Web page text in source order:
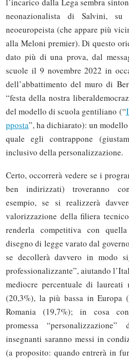
neonazionalista di Salvini,
neoeuropeista (che appare più
alla Meloni premier). Di questo
dato più di una prova, dal
scuole il 9 novembre 2022 in
dell’abbattimento del muro di
“festa della nostra
del modello di scuola gentiliano (“
pposta”, ha dichiarato): un
quale egli contrappone
inclusivo della personalizzazione.
Certo, occorrerà vedere se i
ben indirizzati) troveranno
esempio, se si realizzerà
valorizzazione della filiera
renderla competitiva con
disegno di legge varato dal
se decollerà davvero in modo
professionalizzante”, aiutando
mediocre percentuale di
(20,3%), la più bassa in Europa
Romania (19,7%); in cosa
promessa
insegnanti saranno messi in
(a proposito: quando entrerà in